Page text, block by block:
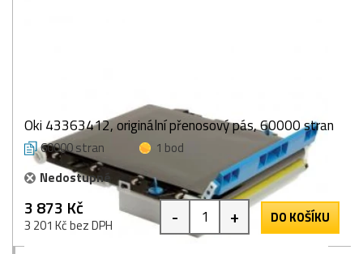
Oki 43363412, originální přenosový pás, 60000 stran
60000 stran
1 bod
Nedostupné
3 873 Kč
3 201 Kč bez DPH - + DO KOŠÍKU